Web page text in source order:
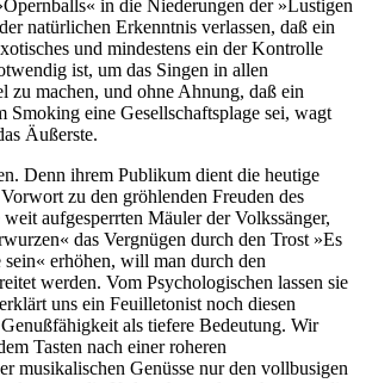
in die Niederungen der »Lustigen
natürlichen Erkenntnis verlassen, daß ein
und mindestens ein der Kontrolle
ist, um das Singen in allen
zu machen, und ohne Ahnung, daß ein
Smoking eine Gesellschaftsplage sei, wagt
Äußerste.
Denn ihrem Publikum dient die heutige
zu den gröhlenden Freuden des
aufgesperrten Mäuler der Volkssänger,
das Vergnügen durch den Trost »Es
sein« erhöhen, will man durch den
werden. Vom Psychologischen lassen sie
uns ein Feuilletonist noch diesen
als tiefere Bedeutung. Wir
Tasten nach einer roheren
musikalischen Genüsse nur den vollbusigen